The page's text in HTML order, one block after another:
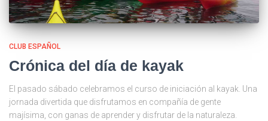
CLUB ESPAÑOL
Crónica del día de kayak
El pasado sábado celebramos el curso de iniciación al kayak. Una
jornada divertida que disfrutamos en compañía de gente
majísima, con ganas de aprender y disfrutar de la naturaleza.